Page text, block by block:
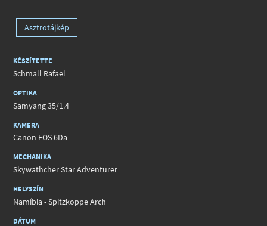
Asztrotájkép
KÉSZÍTETTE
Schmall Rafael
OPTIKA
Samyang 35/1.4
KAMERA
Canon EOS 6Da
MECHANIKA
Skywathcher Star Adventurer
HELYSZÍN
Namíbia - Spitzkoppe Arch
DÁTUM